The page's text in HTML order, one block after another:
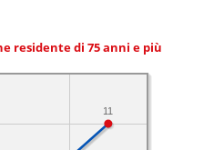
residente di 75 anni e più
11